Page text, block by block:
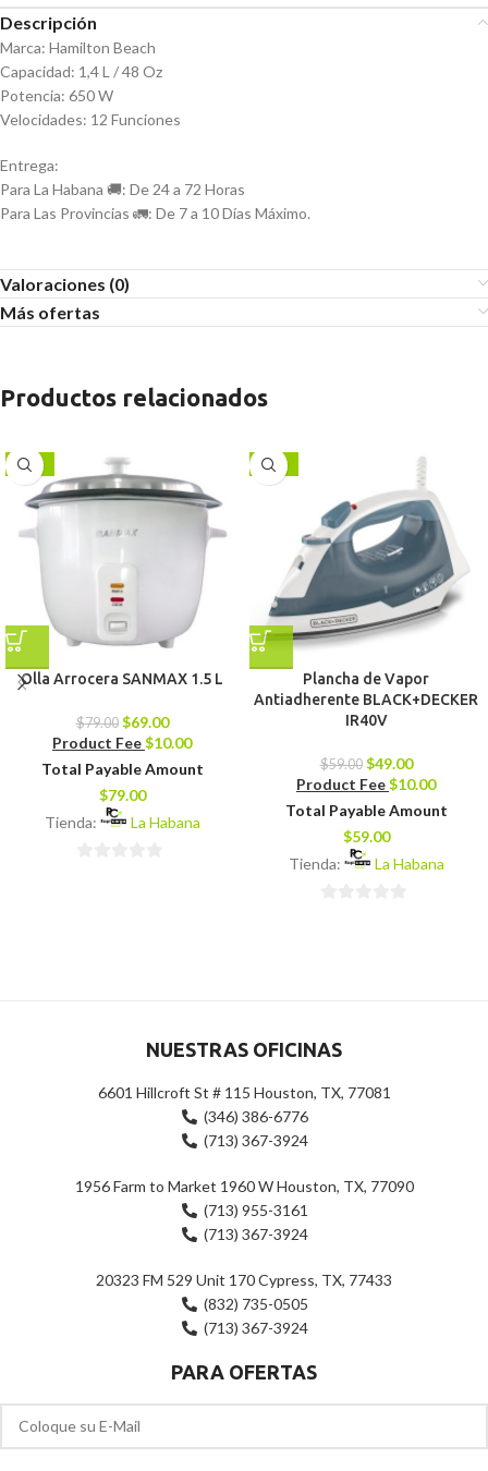
Descripción
Marca: Hamilton Beach
Capacidad: 1,4 L / 48 Oz
Potencia: 650 W
Velocidades: 12 Funciones
Entrega:
Para La Habana 🚚: De 24 a 72 Horas
Para Las Provincias 🚛: De 7 a 10 Días Máximo.
Valoraciones (0)
Más ofertas
Productos relacionados
-13%
Olla Arrocera SANMAX 1.5 L
$79.00 $69.00
Product Fee$10.00
Total Payable Amount
$79.00
Tienda:
La Habana
-17%
Plancha de Vapor
Antiadherente BLACK+DECKER
IR40V
$59.00 $49.00
Product Fee$10.00
Total Payable Amount
$59.00
Tienda:
La Habana
NUESTRAS OFICINAS
6601 Hillcroft St # 115 Houston, TX, 77081
(346) 386-6776
(713) 367-3924
1956 Farm to Market 1960 W Houston, TX, 77090
(713) 955-3161
(713) 367-3924
20323 FM 529 Unit 170 Cypress, TX, 77433
(832) 735-0505
(713) 367-3924
PARA OFERTAS